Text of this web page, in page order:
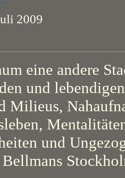
2009
eine andere
und
Milieus,
und